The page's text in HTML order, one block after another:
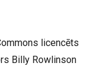
licencēts
Billy Rowlinson